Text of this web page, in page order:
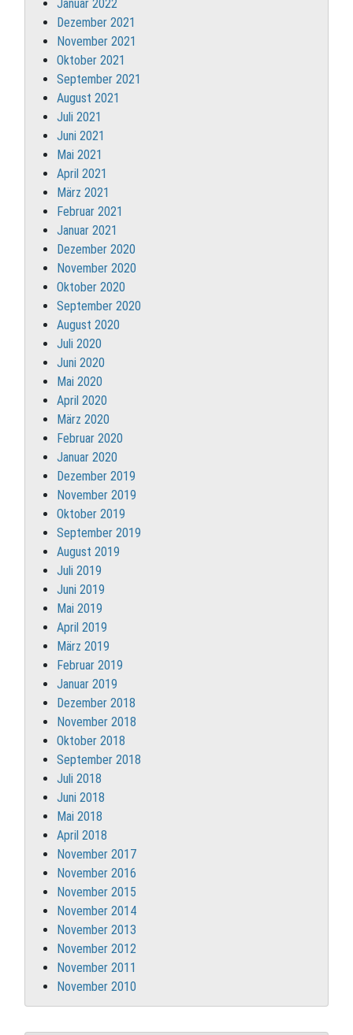
Januar 2022
Dezember 2021
November 2021
Oktober 2021
September 2021
August 2021
Juli 2021
Juni 2021
Mai 2021
April 2021
März 2021
Februar 2021
Januar 2021
Dezember 2020
November 2020
Oktober 2020
September 2020
August 2020
Juli 2020
Juni 2020
Mai 2020
April 2020
März 2020
Februar 2020
Januar 2020
Dezember 2019
November 2019
Oktober 2019
September 2019
August 2019
Juli 2019
Juni 2019
Mai 2019
April 2019
März 2019
Februar 2019
Januar 2019
Dezember 2018
November 2018
Oktober 2018
September 2018
Juli 2018
Juni 2018
Mai 2018
April 2018
November 2017
November 2016
November 2015
November 2014
November 2013
November 2012
November 2011
November 2010